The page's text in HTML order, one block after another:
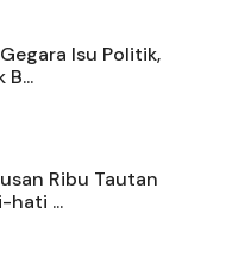
Isu Politik,
B...
Ribu Tautan
hati ...